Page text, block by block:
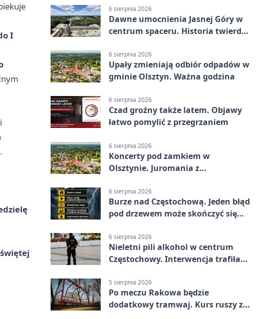
I
6 sierpnia 2026
Dawne umocnienia Jasnej Góry w
centrum spaceru. Historia twierdzy
6 sierpnia 2026
Upały zmieniają odbiór odpadów w
gminie Olsztyn. Ważna godzina
6 sierpnia 2026
Czad groźny także latem. Objawy
łatwo pomylić z przegrzaniem
6 sierpnia 2026
Koncerty pod zamkiem w
Olsztynie. Juromania z
6 sierpnia 2026
Burze nad Częstochową. Jeden błąd
pod drzewem może skończyć się
6 sierpnia 2026
Nieletni pili alkohol w centrum
Częstochowy. Interwencja trafiła
5 sierpnia 2026
Po meczu Rakowa będzie
dodatkowy tramwaj. Kurs ruszy ze